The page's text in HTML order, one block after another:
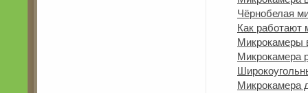
Чёрнобелая
Как работают
Микрокамеры
Микрокамера
Микрокамера